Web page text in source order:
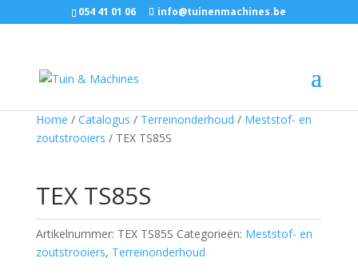
054 41 01 06 info@tuinenmachines.be
Home / Catalogus / Terreinonderhoud / Meststof- en
zoutstrooiers / TEX TS85S
TEX TS85S
Artikelnummer: TEX TS85S Categorieën: Meststof- en
zoutstrooiers, Terreinonderhoud